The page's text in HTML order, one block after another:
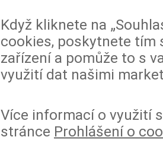
Když kliknete na
cookies, poskytnete tím
zařízení a pomůže to s
využití dat našimi
Více informací o využití
stránce Prohlášení o